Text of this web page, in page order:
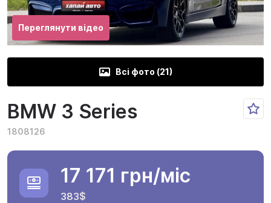
Переглянути відео
Всі фото (21)
BMW 3 Series
1808126
17 171 грн/міс
383$